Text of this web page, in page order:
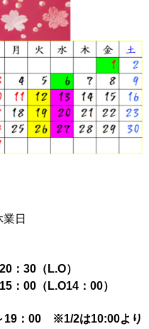
日
：30（L.O）
（L.O14：00）
19：00 ※1/2は10:00より